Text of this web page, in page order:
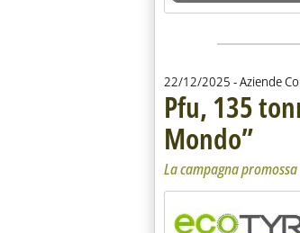
22/12/2025 - Aziende
Pfu, 135
Mondo”..
La campagna